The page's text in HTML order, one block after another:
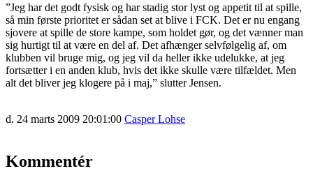
”Jeg har det godt fysisk og har stadig stor lyst og appetit til at spille,
så min første prioritet er sådan set at blive i FCK. Det er nu engang
sjovere at spille de store kampe, som holdet gør, og det vænner man
sig hurtigt til at være en del af. Det afhænger selvfølgelig af, om
klubben vil bruge mig, og jeg vil da heller ikke udelukke, at jeg
fortsætter i en anden klub, hvis det ikke skulle være tilfældet. Men
alt det bliver jeg klogere på i maj,” slutter Jensen.
d. 24 marts 2009 20:01:00 Casper Lohse
Kommentér